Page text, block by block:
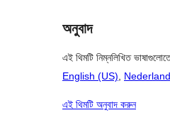
অনুবাদ
এই থিমটি নিম্নলিখিত
English (US),
এই থিমটি অনুবাদ করুন